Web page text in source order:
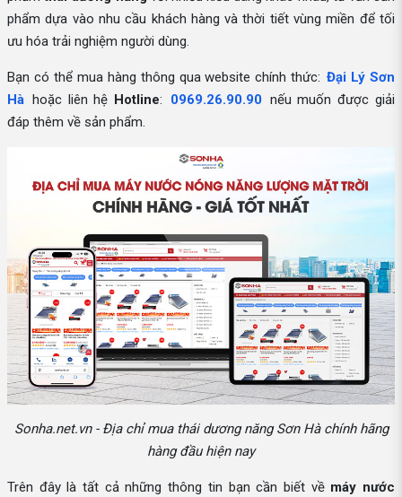
phẩm dựa vào nhu cầu khách hàng và thời tiết vùng miền để tối
ưu hóa trải nghiệm người dùng.
Bạn có thể mua hàng thông qua website chính thức: Đại Lý Sơn
Hà hoặc liên hệ Hotline: 0969.26.90.90 nếu muốn được giải
đáp thêm về sản phẩm.
Sonha.net.vn - Địa chỉ mua thái dương năng Sơn Hà chính hãng
hàng đầu hiện nay
Trên đây là tất cả những thông tin bạn cần biết về máy nước